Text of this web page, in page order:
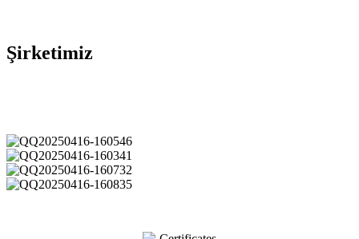
Şirketimiz